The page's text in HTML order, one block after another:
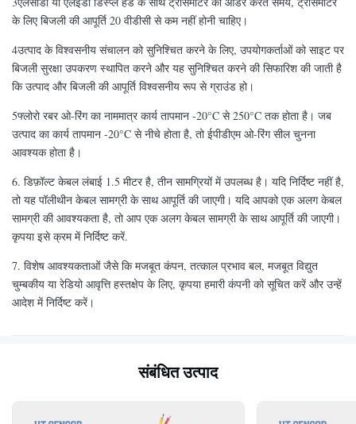
के लिए बिजली की आपूर्ति 20 वीडीसी से कम नहीं होनी चाहिए।
4उत्पाद के विश्वसनीय संचालन को सुनिश्चित करने के लिए, उपयोगकर्ताओं को साइट पर
बिजली सुरक्षा उपकरण स्थापित करने और यह सुनिश्चित करने की सिफारिश की जाती है
कि उत्पाद और बिजली की आपूर्ति विश्वसनीय रूप से ग्राउंड हो।
5फ्लोरो रबर ओ-रिंग का नाममात्र कार्य तापमान -20°C से 250°C तक होता है। जब
उत्पाद का कार्य तापमान -20°C से नीचे होता है, तो ईपीडीएम ओ-रिंग सील चुनना
आवश्यक होता है।
6. डिफ़ॉल्ट केबल लंबाई 1.5 मीटर है, तीन सामग्रियों में उपलब्ध है। यदि निर्दिष्ट नहीं है,
तो यह पॉलीथीन केबल सामग्री के साथ आपूर्ति की जाएगी। यदि आपको एक अलग केबल
सामग्री की आवश्यकता है, तो आप एक अलग केबल सामग्री के साथ आपूर्ति की जाएगी।
कृपया इसे क्रम में निर्दिष्ट करें.
7. विशेष आवश्यकताओं जैसे कि मजबूत कंपन, तत्काल प्रभाव बल, मजबूत विद्युत
चुम्बकीय या रेडियो आवृत्ति हस्तक्षेप के लिए, कृपया हमारी कंपनी को सूचित करें और उन्हें
आदेश में निर्दिष्ट करें।
संबंधित उत्पाद